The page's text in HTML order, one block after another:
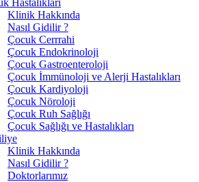
Klinik Hakkında
Nasıl Gidilir ?
Çocuk Cerrrahi
Çocuk Endokrinoloji
Çocuk Gastroenteroloji
Çocuk İmmünoloji ve Alerji Hastalıkları
Çocuk Kardiyoloji
Çocuk Nöroloji
Çocuk Ruh Sağlığı
Çocuk Sağlığı ve Hastalıkları
Klinik Hakkında
Nasıl Gidilir ?
Doktorlarımız